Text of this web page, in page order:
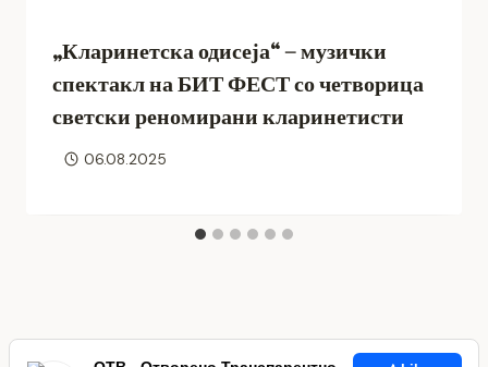
„Кларинетска одисеја“ – музички
спектакл на БИТ ФЕСТ со четворица
светски реномирани кларинетисти
06.08.2025